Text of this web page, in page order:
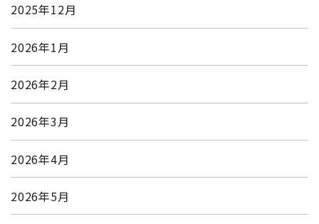
2025年12月
2026年1月
2026年2月
2026年3月
2026年4月
2026年5月